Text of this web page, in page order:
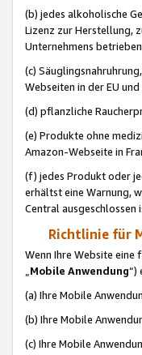
(b) jedes alkoholische
Lizenz zur Herstellung,
Unternehmens
(c)
Webseiten in der EU
(d) pflanzliche
(e) Produkte ohne
Amazon-Webseite in
(f) jedes Produkt oder
erhältst eine Warnung,
Central ausgeschlossen
Richtlinie für
Wenn Ihre Website
„Mobile Anwendung“)
(a) Ihre Mobile
(b) Ihre Mobile
(c) Ihre Mobile